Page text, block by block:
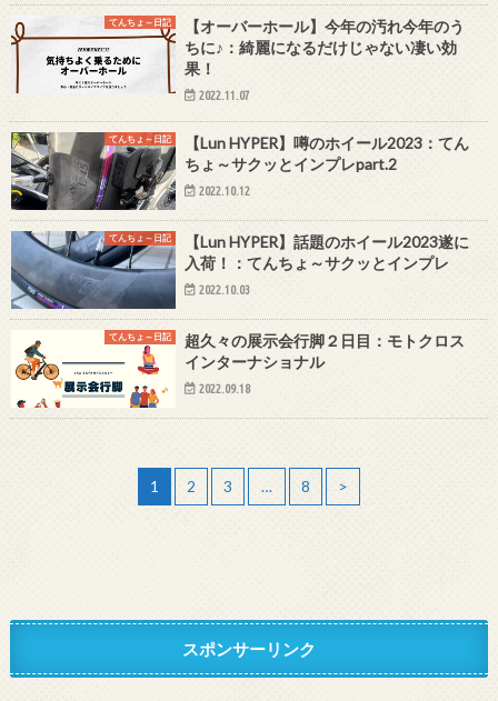
てんちょ～日記
【オーバーホール】今年の汚れ今年のう
ちに♪：綺麗になるだけじゃない凄い効
果！
2022.11.07
てんちょ～日記
【Lun HYPER】噂のホイール2023：てん
ちょ～サクッとインプレpart.2
2022.10.12
てんちょ～日記
【Lun HYPER】話題のホイール2023遂に
入荷！：てんちょ～サクッとインプレ
2022.10.03
てんちょ～日記
超久々の展示会行脚２日目：モトクロス
インターナショナル
2022.09.18
1 2 3 … 8 >
スポンサーリンク